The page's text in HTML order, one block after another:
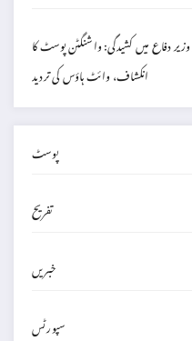
دفاع میں کشیدگی: واشنگٹن پوسٹ کا
انکشاف، وائٹ ہاؤس کی تردید
پوسٹ
تفریح
خبریں
سپورٹس